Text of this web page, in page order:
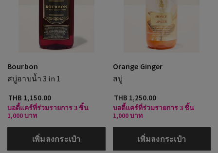
Bourbon
สบู่อาบน้ำ 3 in 1
THB 1,150.00
บอดี้แคร์ที่ร่วมรายการ 3 ชิ้น
1,000 บาท
เพิ่มลงกระเป๋า
Orange Ginger
สบู่
THB 1,250.00
บอดี้แคร์ที่ร่วมรายการ 3 ชิ้น
1,000 บาท
เพิ่มลงกระเป๋า